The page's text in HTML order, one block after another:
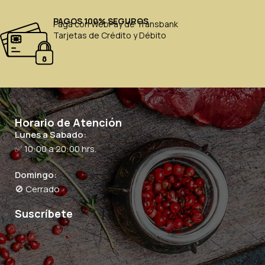
PAGOS 100% SEGUROS
Paga con WebPay de Transbank
Tarjetas de Crédito y Débito
Horario de Atención
Lunes a Sabado:
✅ 10:00 a 20:00 hrs.
Domingo:
🚫 Cerrado
Suscríbete